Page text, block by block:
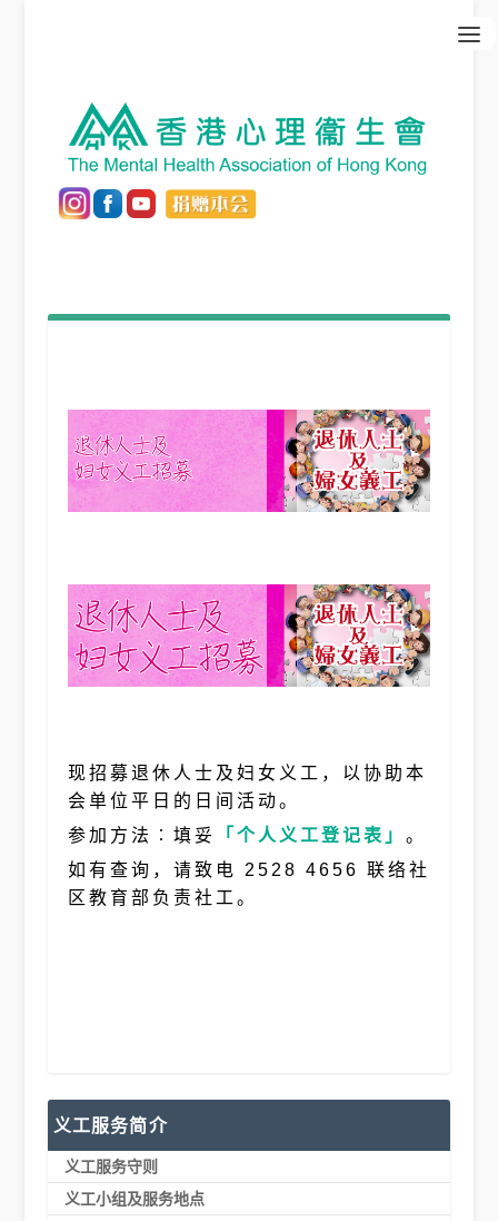
现招募退休人士及妇女义工，以协助本
会单位平日的日间活动。
参加方法︰填妥
「 个人义工登记表 」 。
如有查询，请致电 2528 4656 联络社
区教育部负责社工。
义工服务简介
义工服务守则
义工小组及服务地点